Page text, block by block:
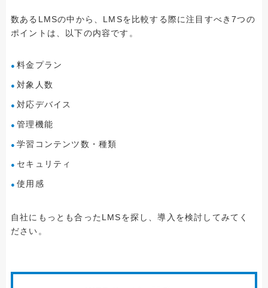
数あるLMSの中から、LMSを比較する際に注目すべき7つの
ポイントは、以下の内容です。
料金プラン
対象人数
対応デバイス
管理機能
学習コンテンツ数・種類
セキュリティ
使用感
自社にもっとも合ったLMSを探し、導入を検討してみてく
ださい。